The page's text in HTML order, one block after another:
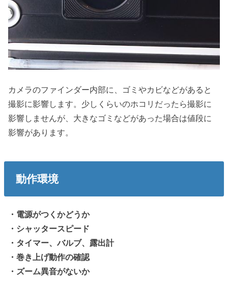
カメラのファインダー内部に、ゴミやカビなどがあると
撮影に影響します。少しくらいのホコリだったら撮影に
影響しませんが、大きなゴミなどがあった場合は値段に
影響があります。
動作環境
・電源がつくかどうか
・シャッタースピード
・タイマー、バルブ、露出計
・巻き上げ動作の確認
・ズーム異音がないか